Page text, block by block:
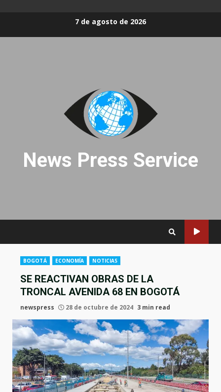
7 de agosto de 2026
News Press Service
BOGOTÁ ECONOMÍA NOTICIAS
SE REACTIVAN OBRAS DE LA
TRONCAL AVENIDA 68 EN BOGOTÁ
newspress 28 de octubre de 2024 3 min read